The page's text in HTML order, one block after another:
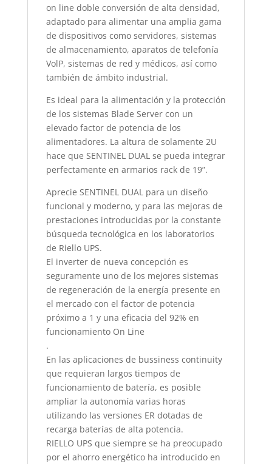
on line doble conversión de alta densidad,
adaptado para alimentar una amplia gama
de dispositivos como servidores, sistemas
de almacenamiento, aparatos de telefonía
VolP, sistemas de red y médicos, así como
también de ámbito industrial.
Es ideal para la alimentación y la protección
de los sistemas Blade Server con un
elevado factor de potencia de los
alimentadores. La altura de solamente 2U
hace que SENTINEL DUAL se pueda integrar
perfectamente en armarios rack de 19”.
Aprecie SENTINEL DUAL para un diseño
funcional y moderno, y para las mejoras de
prestaciones introducidas por la constante
búsqueda tecnológica en los laboratorios
de Riello UPS.
El inverter de nueva concepción es
seguramente uno de los mejores sistemas
de regeneración de la energía presente en
el mercado con el factor de potencia
próximo a 1 y una eficacia del 92% en
funcionamiento On Line
.
En las aplicaciones de bussiness continuity
que requieran largos tiempos de
funcionamiento de batería, es posible
ampliar la autonomía varias horas
utilizando las versiones ER dotadas de
recarga baterías de alta potencia.
RIELLO UPS que siempre se ha preocupado
por el ahorro energético ha introducido en